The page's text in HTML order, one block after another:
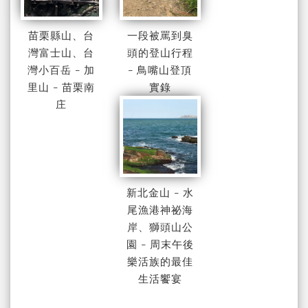
苗栗縣山、台
灣富士山、台
灣小百岳 - 加
里山 - 苗栗南
庄
一段被罵到臭
頭的登山行程
- 鳥嘴山登頂
實錄
新北金山 - 水
尾漁港神祕海
岸、獅頭山公
園 - 周末午後
樂活族的最佳
生活饗宴